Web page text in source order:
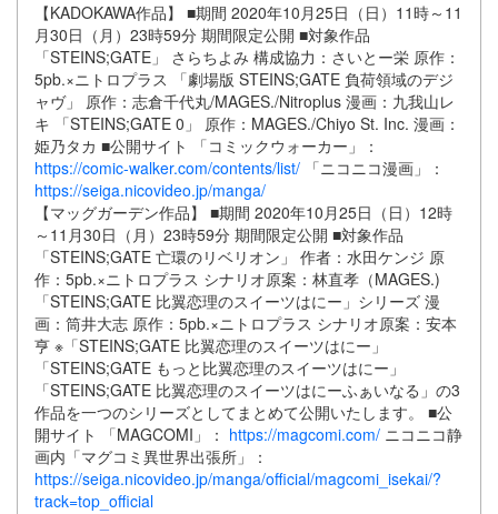
【KADOKAWA作品】 ■期間 2020年10月25日（日）11時～11
月30日（月）23時59分 期間限定公開 ■対象作品
「STEINS;GATE」 さらちよみ 構成協力：さいとー栄 原作：
5pb.×ニトロプラス 「劇場版 STEINS;GATE 負荷領域のデジ
ャヴ」 原作：志倉千代丸/MAGES./Nitroplus 漫画：九我山レ
キ 「STEINS;GATE 0」 原作：MAGES./Chiyo St. Inc. 漫画：
姫乃タカ ■公開サイト 「コミックウォーカー」：
https://comic-walker.com/contents/list/ 「ニコニコ漫画」：
https://seiga.nicovideo.jp/manga/
【マッグガーデン作品】 ■期間 2020年10月25日（日）12時
～11月30日（月）23時59分 期間限定公開 ■対象作品
「STEINS;GATE 亡環のリベリオン」 作者：水田ケンジ 原
作：5pb.×ニトロプラス シナリオ原案：林直孝（MAGES.)
「STEINS;GATE 比翼恋理のスイーツはにー」シリーズ 漫
画：筒井大志 原作：5pb.×ニトロプラス シナリオ原案：安本
亨 ※「STEINS;GATE 比翼恋理のスイーツはにー」
「STEINS;GATE もっと比翼恋理のスイーツはにー」
「STEINS;GATE 比翼恋理のスイーツはにーふぁいなる」の3
作品を一つのシリーズとしてまとめて公開いたします。 ■公
開サイト 「MAGCOMI」： https://magcomi.com/ ニコニコ静
画内「マグコミ異世界出張所」：
https://seiga.nicovideo.jp/manga/official/magcomi_isekai/?
track=top_official